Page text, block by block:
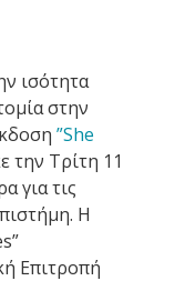
ισότητα
στην
”She
την Τρίτη 11
για τις
H
Επιτροπή